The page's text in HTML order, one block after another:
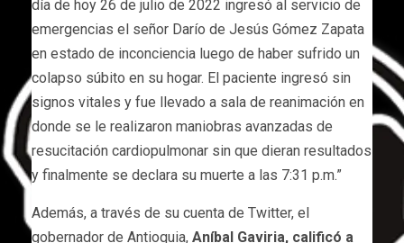
día de hoy 26 de julio de 2022 ingresó al servicio de
emergencias el señor Darío de Jesús Gómez Zapata
en estado de inconciencia luego de haber sufrido un
colapso súbito en su hogar. El paciente ingresó sin
signos vitales y fue llevado a sala de reanimación en
donde se le realizaron maniobras avanzadas de
resucitación cardiopulmonar sin que dieran resultados
y finalmente se declara su muerte a las 7:31 p.m.”
Además, a través de su cuenta de Twitter, el
gobernador de Antioquia, Aníbal Gaviria, calificó a